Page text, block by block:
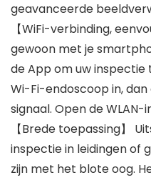
geavanceerde
【WiFi-verbinding,
gewoon met je
de App om uw inspectie
Wi-Fi-endoscoop in,
signaal. Open de
【Brede toepassing】
inspectie in leidingen of
zijn met het blote oog.